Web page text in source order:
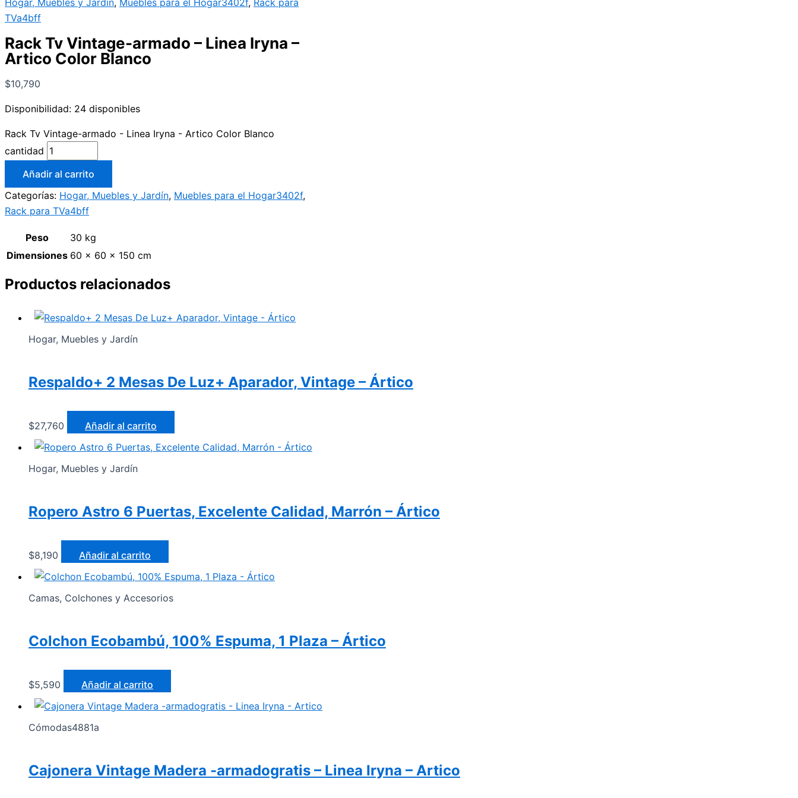
Hogar, Muebles y Jardín, Muebles para el Hogar3402f, Rack para
TVa4bff
Rack Tv Vintage-armado – Linea Iryna –
Artico Color Blanco
$10,790
Disponibilidad: 24 disponibles
Rack Tv Vintage-armado - Linea Iryna - Artico Color Blanco
cantidad
Añadir al carrito
Categorías: Hogar, Muebles y Jardín, Muebles para el Hogar3402f,
Rack para TVa4bff
Peso
30 kg
Dimensiones 60 × 60 × 150 cm
Productos relacionados
Hogar, Muebles y Jardín
Respaldo+ 2 Mesas De Luz+ Aparador, Vintage – Ártico
$27,760 Añadir al carrito
Hogar, Muebles y Jardín
Ropero Astro 6 Puertas, Excelente Calidad, Marrón – Ártico
$8,190 Añadir al carrito
Camas, Colchones y Accesorios
Colchon Ecobambú, 100% Espuma, 1 Plaza – Ártico
$5,590 Añadir al carrito
Cómodas4881a
Cajonera Vintage Madera -armadogratis – Linea Iryna – Artico